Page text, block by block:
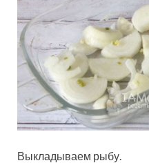
Выкладываем рыбу.